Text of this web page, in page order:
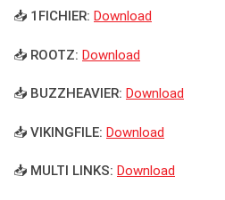
📥 1FICHIER: Download
📥 ROOTZ: Download
📥 BUZZHEAVIER: Download
📥 VIKINGFILE: Download
📥 MULTI LINKS: Download